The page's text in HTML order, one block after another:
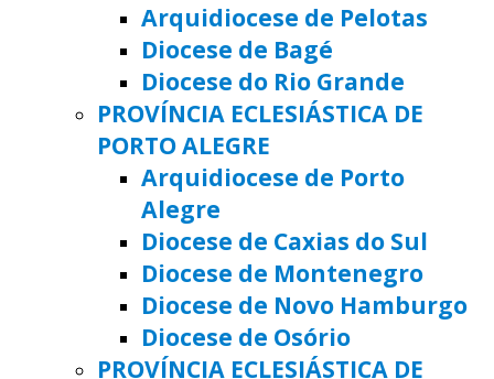
Arquidiocese de Pelotas
Diocese de Bagé
Diocese do Rio Grande
PROVÍNCIA ECLESIÁSTICA DE
PORTO ALEGRE
Arquidiocese de Porto
Alegre
Diocese de Caxias do Sul
Diocese de Montenegro
Diocese de Novo Hamburgo
Diocese de Osório
PROVÍNCIA ECLESIÁSTICA DE